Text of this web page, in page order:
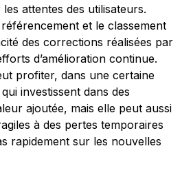
attentes des utilisateurs.
et le classement
des corrections réalisées par
d’amélioration continue.
profiter, dans une certaine
investissent dans des
ajoutée, mais elle peut aussi
à des pertes temporaires
rapidement sur les nouvelles